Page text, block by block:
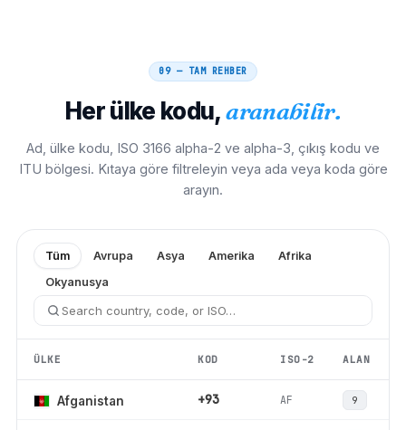
09 — TAM REHBER
Her ülke kodu,aranabilir.
Ad, ülke kodu, ISO 3166 alpha-2 ve alpha-3, çıkış kodu ve
ITU bölgesi. Kıtaya göre filtreleyin veya ada veya koda göre
arayın.
Tüm Avrupa Asya Amerika
Afrika
Okyanusya
ÜLKE KOD ISO-2 ALAN
Afganistan +93 AF 9